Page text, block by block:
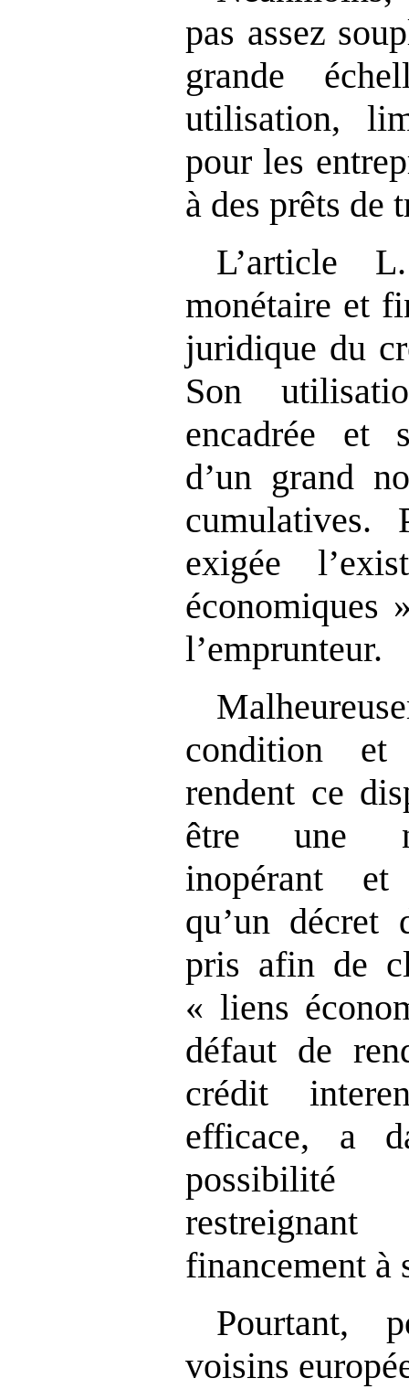
pas assez
grande
utilisation,
pour les
à des prêts de
L’article
monétaire et
juridique du
Son
encadrée et
d’un grand
cumulatives.
exigée
économiques
l’emprunteur.
condition et
rendent ce
être une
inopérant
qu’un décret
pris afin de
« liens
défaut de
crédit
efficace, a
possibilité
financement à
Pourtant,
voisins